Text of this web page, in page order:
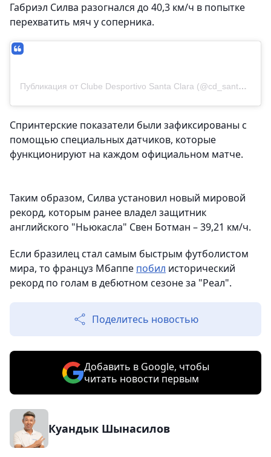
Габриэл Силва разогнался до 40,3 км/ч в попытке
перехватить мяч у соперника.
Публикация от Clube Desportivo Santa Clara (@cd_santaclara)
Спринтерские показатели были зафиксированы с
помощью специальных датчиков, которые
функционируют на каждом официальном матче.
Таким образом, Силва установил новый мировой
рекорд, которым ранее владел защитник
английского "Ньюкасла" Свен Ботман – 39,21 км/ч.
Если бразилец стал самым быстрым футболистом
мира, то француз Мбаппе побил исторический
рекорд по голам в дебютном сезоне за "Реал".
Поделитесь новостью
Добавить в Google, чтобы
читать новости первым
Куандык Шынасилов